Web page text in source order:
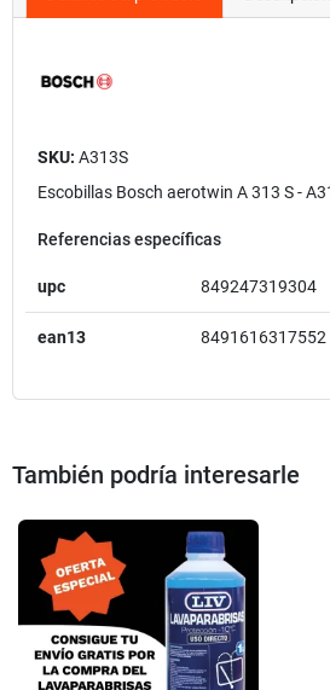
SKU: A313S
Escobillas Bosch aerotwin A 313 S -
Referencias específicas
upc 849247319304
ean13 8491616317552
También podría interesarle